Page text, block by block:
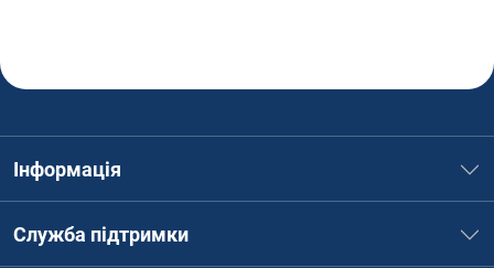
Інформація
Служба підтримки